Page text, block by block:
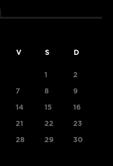
V S D
1 2
7 8 9
14 15 16
21 22 23
28 29 30